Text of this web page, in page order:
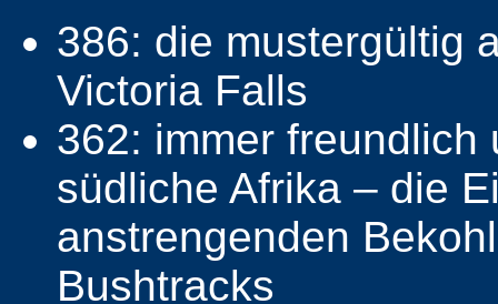
386: die mustergültig
Victoria Falls
362: immer
südliche Afrika – die
anstrengenden
Bushtracks